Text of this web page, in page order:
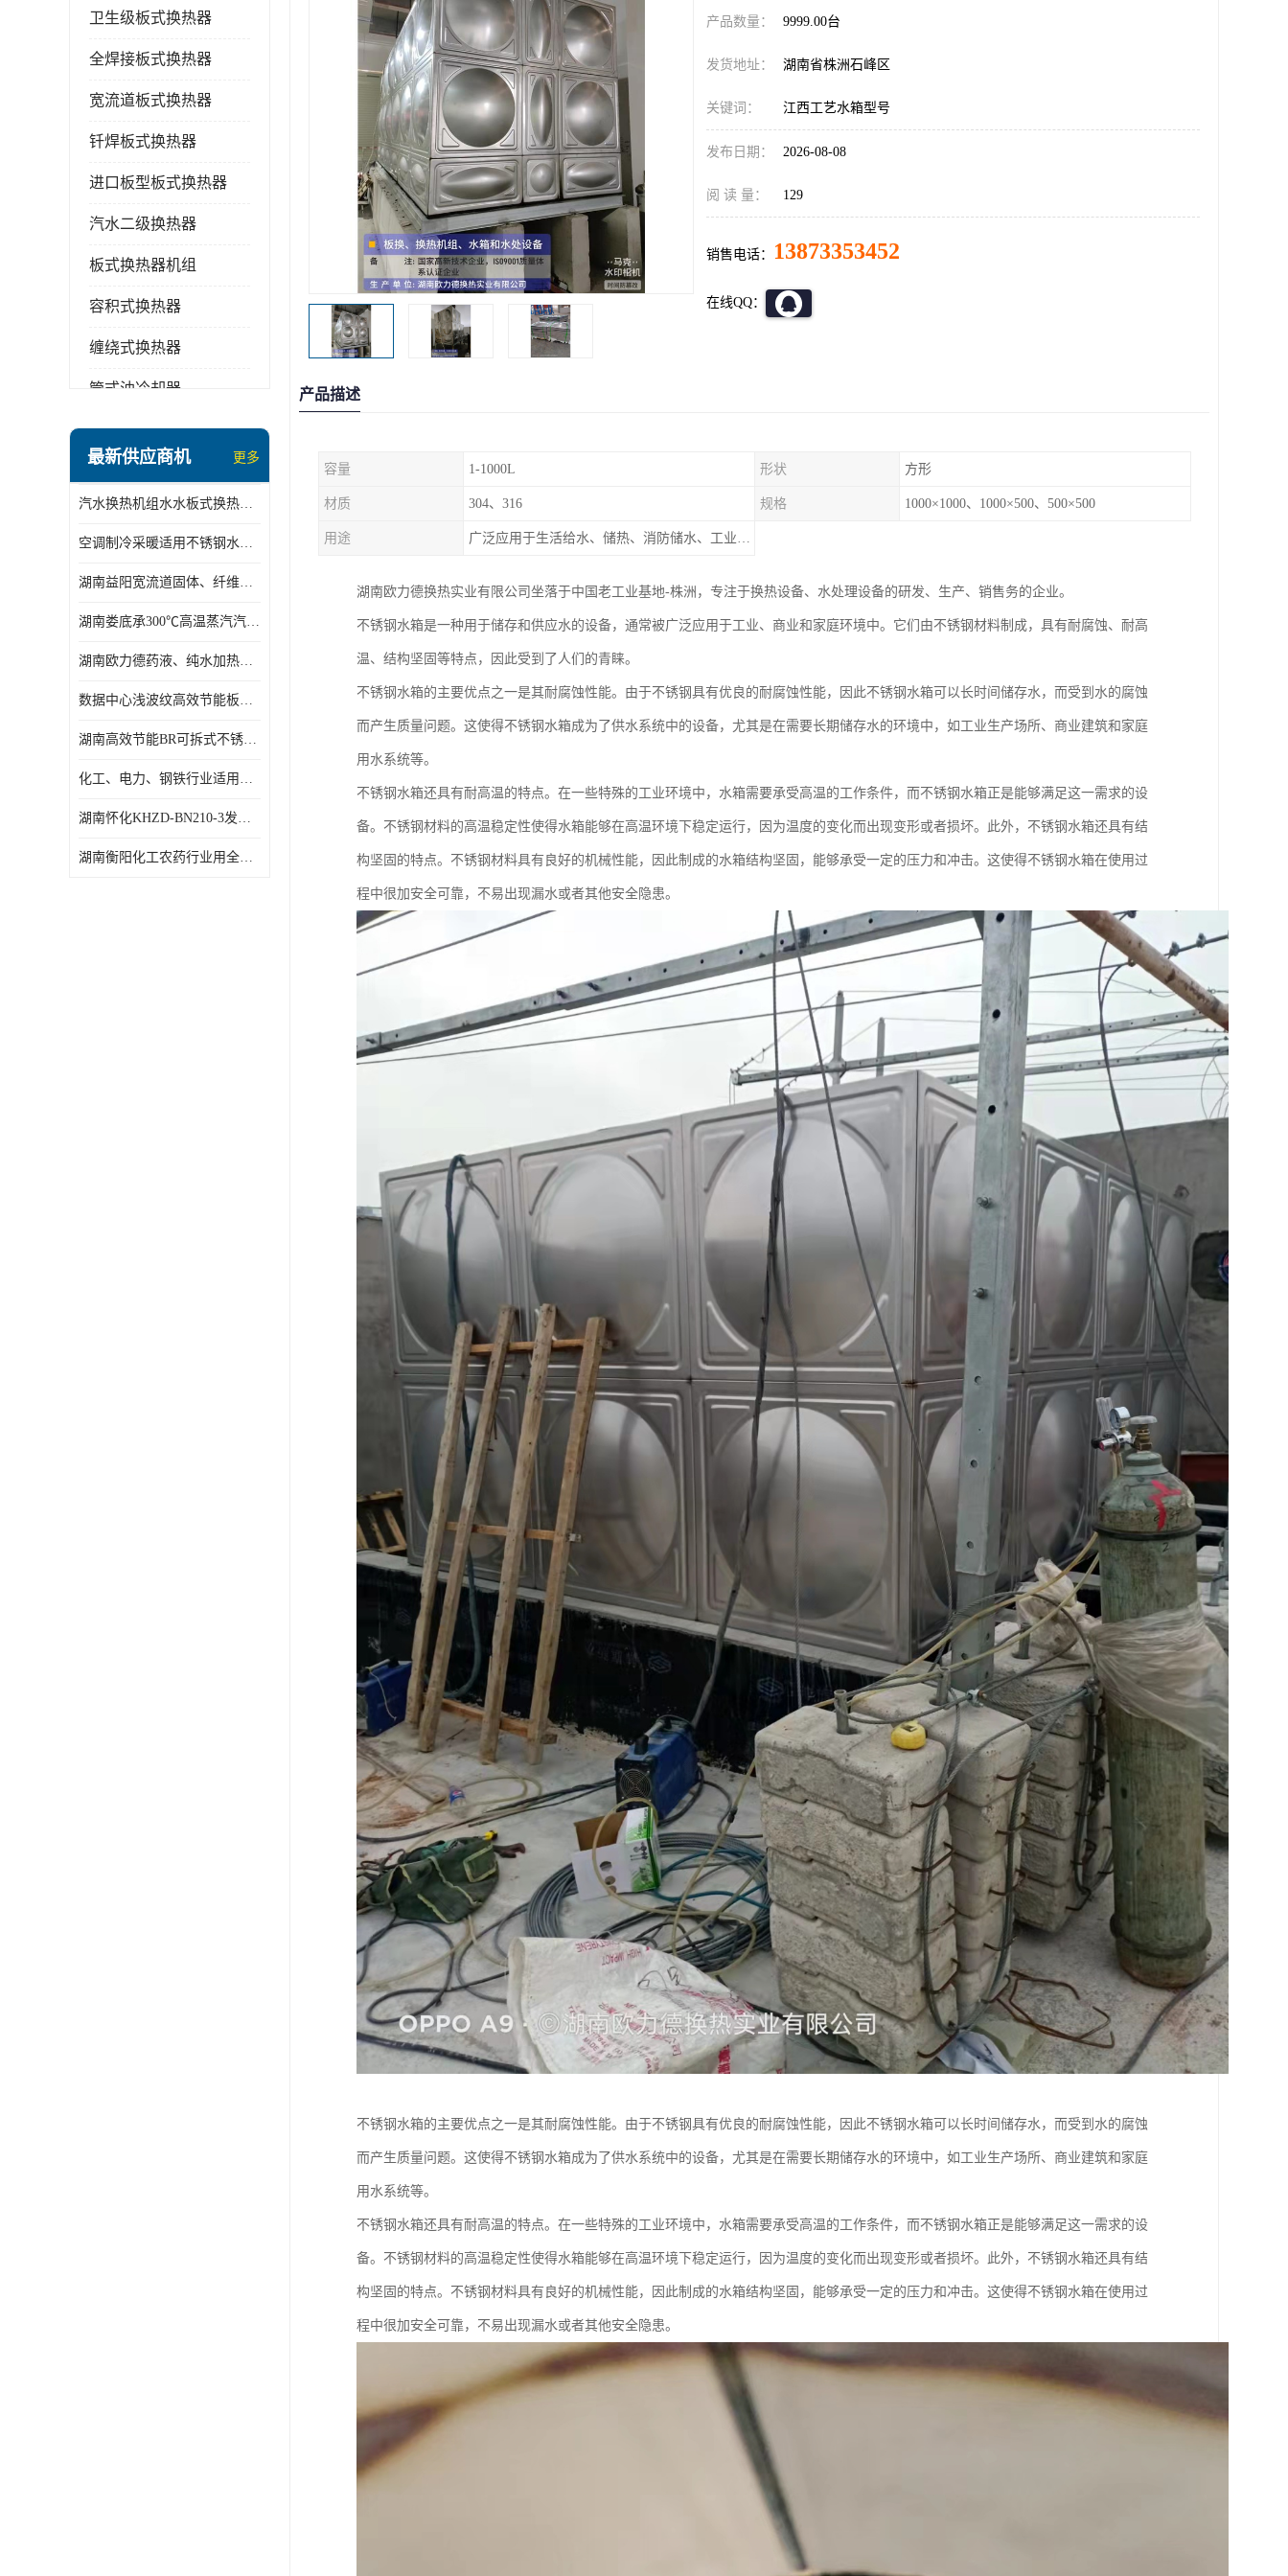
卫生级板式换热器
全焊接板式换热器
宽流道板式换热器
钎焊板式换热器
进口板型板式换热器
汽水二级换热器
板式换热器机组
容积式换热器
缠绕式换热器
管式油冷却器
盘管换热
变频供水机组
汽水混合加热器
水处理设备
最新供应商机 更多
汽水换热机组水水板式换热机组板式热交换机组厂家专业定制
空调制冷采暖适用不锈钢水水汽水板式换热器
湖南益阳宽流道固体、纤维、浆状物质加热冷却冷凝蒸发板式换热器
湖南娄底承300℃高温蒸汽汽水二级换热器
湖南欧力德药液、纯水加热、冷却、蒸发及杀菌用卫生级板式换热器
数据中心浅波纹高效节能板式换热器
湖南高效节能BR可拆式不锈钢板式换热器厂家定制
化工、电力、钢铁行业适用冷却冷凝蒸发加热不锈钢可拆式板式换热器
湖南怀化KHZD-BN210-3发动机柴油冷却钎焊机板式热交换器
湖南衡阳化工农药行业用全焊接板式冷凝器专业定制
产品数量： 9999.00台
发货地址： 湖南省株洲石峰区
关键词： 江西工艺水箱型号
发布日期： 2026-08-08
阅 读 量： 129
销售电话： 13873353452
在线QQ：
产品描述
容量 1-1000L 形状 方形
材质 304、316 规格 1000×1000、1000×500、500×500
用途 广泛应用于生活给水、储热、消防储水、工业储水、膨胀水箱等系统。
湖南欧力德换热实业有限公司坐落于中国老工业基地-株洲，专注于换热设备、水处理设备的研发、生产、销售务的企业。
不锈钢水箱是一种用于储存和供应水的设备，通常被广泛应用于工业、商业和家庭环境中。它们由不锈钢材料制成，具有耐腐蚀、耐高
温、结构坚固等特点，因此受到了人们的青睐。
不锈钢水箱的主要优点之一是其耐腐蚀性能。由于不锈钢具有优良的耐腐蚀性能，因此不锈钢水箱可以长时间储存水，而受到水的腐蚀
而产生质量问题。这使得不锈钢水箱成为了供水系统中的设备，尤其是在需要长期储存水的环境中，如工业生产场所、商业建筑和家庭
用水系统等。
不锈钢水箱还具有耐高温的特点。在一些特殊的工业环境中，水箱需要承受高温的工作条件，而不锈钢水箱正是能够满足这一需求的设
备。不锈钢材料的高温稳定性使得水箱能够在高温环境下稳定运行，因为温度的变化而出现变形或者损坏。此外，不锈钢水箱还具有结
构坚固的特点。不锈钢材料具有良好的机械性能，因此制成的水箱结构坚固，能够承受一定的压力和冲击。这使得不锈钢水箱在使用过
程中很加安全可靠，不易出现漏水或者其他安全隐患。
不锈钢水箱的主要优点之一是其耐腐蚀性能。由于不锈钢具有优良的耐腐蚀性能，因此不锈钢水箱可以长时间储存水，而受到水的腐蚀
而产生质量问题。这使得不锈钢水箱成为了供水系统中的设备，尤其是在需要长期储存水的环境中，如工业生产场所、商业建筑和家庭
用水系统等。
不锈钢水箱还具有耐高温的特点。在一些特殊的工业环境中，水箱需要承受高温的工作条件，而不锈钢水箱正是能够满足这一需求的设
备。不锈钢材料的高温稳定性使得水箱能够在高温环境下稳定运行，因为温度的变化而出现变形或者损坏。此外，不锈钢水箱还具有结
构坚固的特点。不锈钢材料具有良好的机械性能，因此制成的水箱结构坚固，能够承受一定的压力和冲击。这使得不锈钢水箱在使用过
程中很加安全可靠，不易出现漏水或者其他安全隐患。